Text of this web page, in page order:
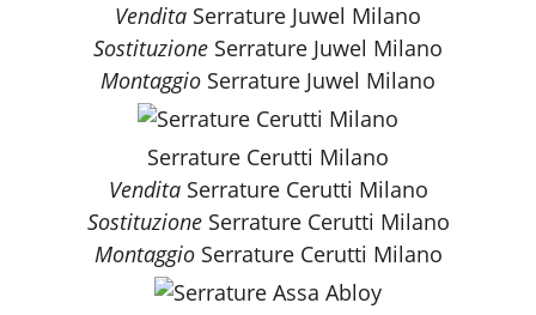
Vendita Serrature Juwel Milano
Sostituzione Serrature Juwel Milano
Montaggio Serrature Juwel Milano
Serrature Cerutti Milano
Vendita Serrature Cerutti Milano
Sostituzione Serrature Cerutti Milano
Montaggio Serrature Cerutti Milano